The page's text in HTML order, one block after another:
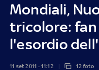
Mondiali,
tricolore: fan
l'esordio
11 set 2011 - 11:12 12 foto